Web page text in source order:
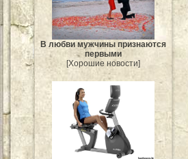
В любви мужчины признаются
первыми
[Хорошие новости]